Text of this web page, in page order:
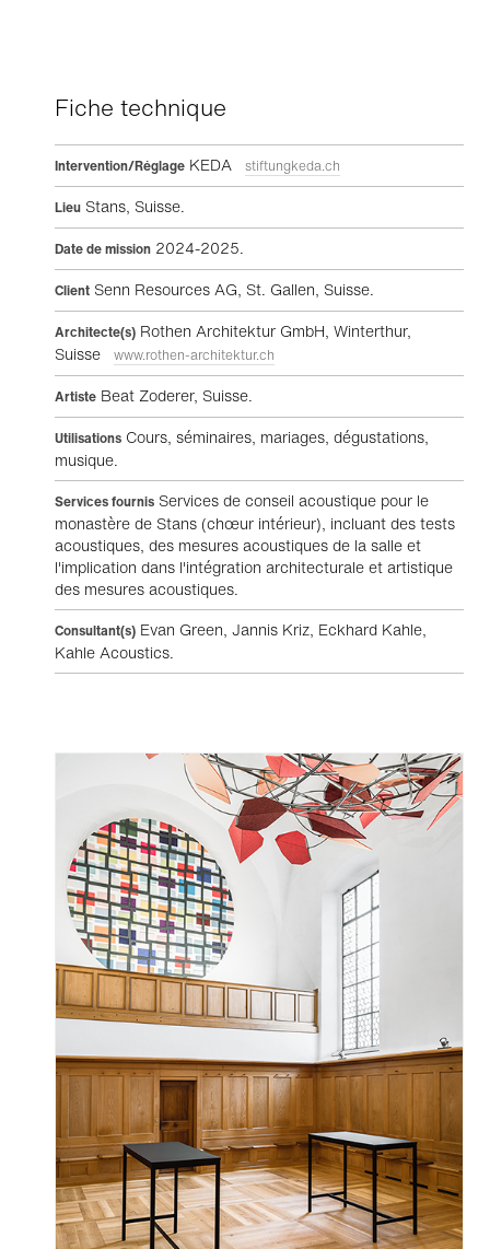
Fiche technique
Intervention/Réglage KEDA stiftungkeda.ch
Lieu Stans, Suisse.
Date de mission 2024-2025.
Client Senn Resources AG, St. Gallen, Suisse.
Architecte(s) Rothen Architektur GmbH, Winterthur,
Suisse
www.rothen-architektur.ch
Artiste Beat Zoderer, Suisse.
Utilisations Cours, séminaires, mariages, dégustations,
musique.
Services fournis Services de conseil acoustique pour le
monastère de Stans (chœur intérieur), incluant des tests
acoustiques, des mesures acoustiques de la salle et
l'implication dans l'intégration architecturale et artistique
des mesures acoustiques.
Consultant(s) Evan Green, Jannis Kriz, Eckhard Kahle,
Kahle Acoustics.